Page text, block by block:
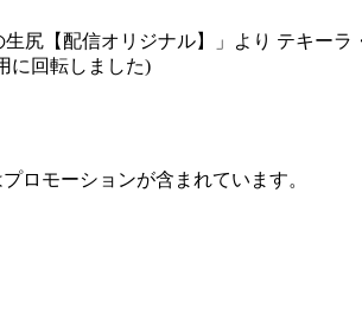
テキーラ
に回転しました)
ロモーションが含まれています。